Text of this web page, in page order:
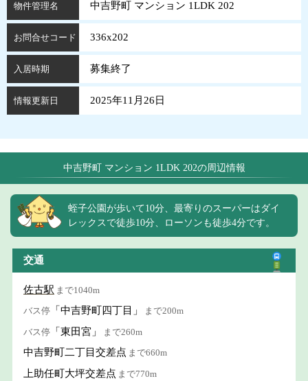
物件管理名 中吉野町 マンション 1LDK 202
お問合せコード 336x202
入居時期 募集終了
情報更新日 2025年11月26日
中吉野町 マンション 1LDK 202の周辺情報
蛭子公園が歩いて10分、最寄りのスーパーはダイ
レックスで徒歩10分、ローソンも徒歩4分です。
交通
佐古駅 まで1040m
バス停 「中吉野町四丁目」 まで200m
バス停 「東田宮」 まで260m
中吉野町二丁目交差点 まで660m
上助任町大坪交差点 まで770m